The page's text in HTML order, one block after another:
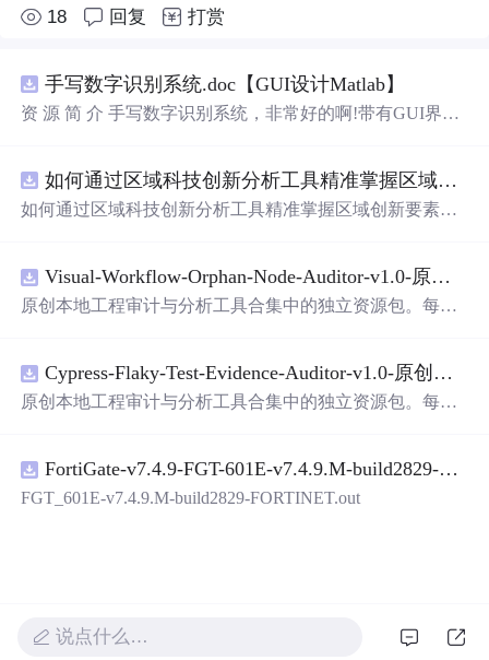
18 回复 打赏
手写数字识别系统.doc【GUI设计Matlab】
资 源 简 介 手写数字识别系统，非常好的啊!带有GUI界
带有直观的图形用户界面（GUI），非常容易使用。你只
需要将手写数字输入系统，它将立即给出准确的识别结
是一个非常方便和实用的工具，你一定会喜欢它的！
如何通过区域科技创新分析工具精准掌握区域创新要素分布与产业链融合现状？.docx
如何通过区域科技创新分析工具精准掌握区域创新要素分
Visual-Workflow-Orphan-Node-Auditor-v1.0-原创源码与文档.zip
原创本地工程审计与分析工具合集中的独立资源包。每个
README、运行说明、功能清单、MIT License及原创与授
权声明。解压后进入project目录，执行npm test验证算法，
目源码、Logo、官方截图、论文、生产日志或其他受限素
材。适合前端开发、AI应用工程、测试审计和课程实践。
Cypress-Flaky-Test-Evidence-Auditor-v1.0-原创源码与文档.zip
原创本地工程审计与分析工具合集中的独立资源包。每个
README、运行说明、功能清单、MIT License及原创与授
权声明。解压后进入project目录，执行npm test验证算法，
FortiGate-v7.4.9-FGT-601E-v7.4.9.M-build2829-FORTINET.out
FGT_601E-v7.4.9.M-build2829-FORTINET.out
说点什么…